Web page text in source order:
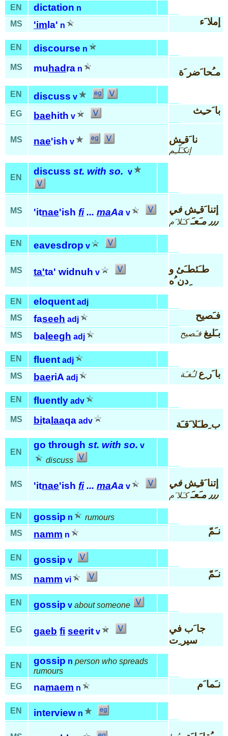
EN dictation n
MS
'im la' n إملا َء
EN discourse n
MS muhad ra n مـُحا َضر َة
EN discuss v
EG
baehith v
با َحـِث
MS nae'ish v نا َقـِش
إتكـَلّـِم
EN
discuss st. with so. v
MS 'itnae'ish fi... maAa v إتنا َقـِشفي
٫٫٫ مـَعـَ
كـَلا َم
EN eavesdrop v
MS ta'ta' widnuh v
طـَئطـَئ و
ِدن ُه
EN eloquent adj
MS
faseeh adj فـَصيح
MS ba leegh adj بـَليغ فـَصيح
EN fluent adj
MS
baeriA adj با َر ِع لـُغـَة
EN fluently adv
MS bita laaqa adv ب ِطـَلا َقـَة
EN
go through st. with so. v
discuss
MS 'itnae'ish fi... maAa v إتنا َقـِشفي
٫٫٫ مـَعـَ
كـَلا َم
EN gossip n
rumours
MS
namm n نـَمّ
EN gossip v
MS
namm vi
نـَمّ
EN gossip v about someone
EG gaeb fi seerit v
جا َب في
سير ِت
EN gossip n person who spreads
rumours
EG
namaem n نـَما َم
EN interview n